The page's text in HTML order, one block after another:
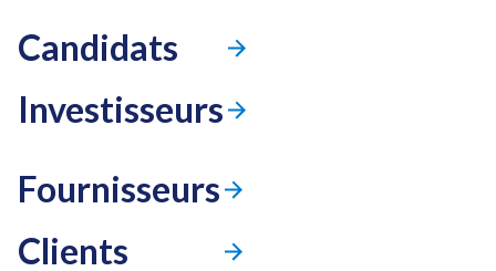
Candidats
Investisseurs
Fournisseurs
Clients